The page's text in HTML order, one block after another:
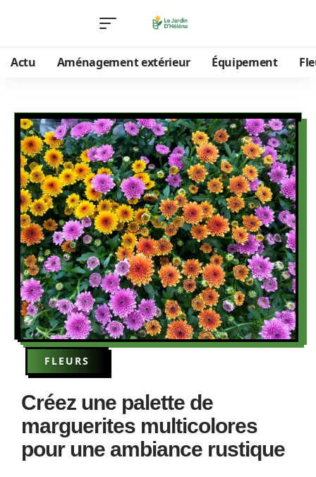
Actu Aménagement extérieur Équipement
FLEURS
Créez une palette de
marguerites multicolores
pour une ambiance rustique